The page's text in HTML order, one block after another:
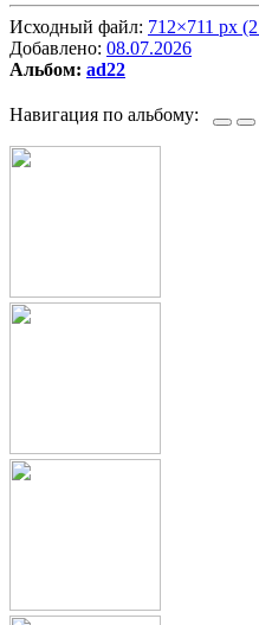
Исходный файл: 712×711 px
Добавлено: 08.07.2026
Альбом: ad22
Навигация по альбому: